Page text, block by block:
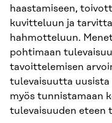
haastamiseen,
kuvitteluun ja
hahmotteluun.
pohtimaan
tavoittelemisen
tulevaisuutta uusista
myös tunnistamaan
tulevaisuuden eteen